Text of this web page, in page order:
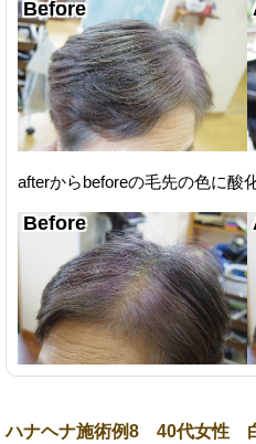
afterからbeforeの毛先の色に酸
ハナヘナ施術例8 40代女性